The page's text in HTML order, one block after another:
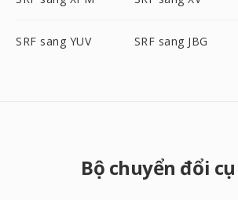
SRF sang YUV SRF sang JBG
Bộ chuyển đổi